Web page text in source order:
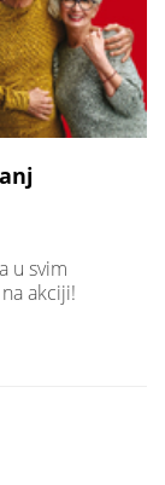
u svim
akciji!